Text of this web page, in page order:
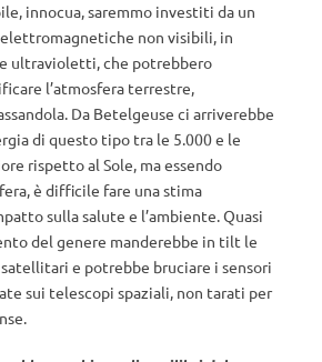
innocua, saremmo investiti da un
non visibili, in
ultravioletti, che potrebbero
l’atmosfera terrestre,
Da Betelgeuse ci arriverebbe
di questo tipo tra le 5.000 e le
rispetto al Sole, ma essendo
è difficile fare una stima
sulla salute e l’ambiente. Quasi
del genere manderebbe in tilt le
e potrebbe bruciare i sensori
sui telescopi spaziali, non tarati per